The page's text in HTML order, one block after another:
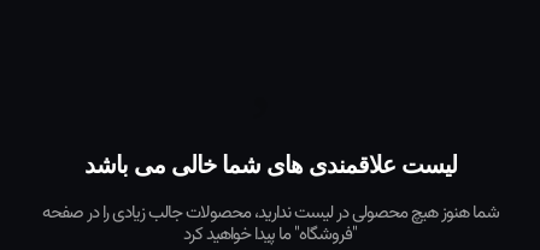
لیست علاقمندی های شما خالی می باشد
شما هنوز هیچ محصولی در لیست ندارید، محصولات جالب زیادی را در صفحه
"فروشگاه" ما پیدا خواهید کرد